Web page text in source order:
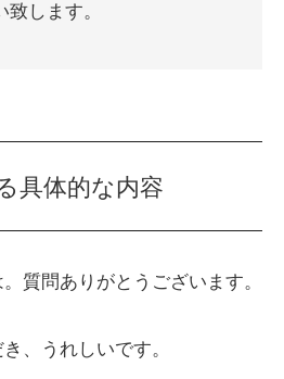
します。
具体的な内容
質問ありがとうございます。
、うれしいです。